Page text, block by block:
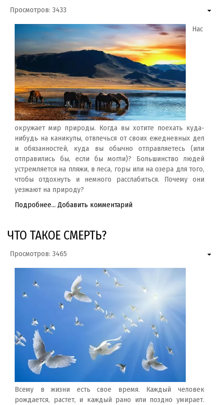
Просмотров: 3433
Нас
окружает мир природы. Когда вы хотите поехать куда-
нибудь на каникулы, отвлечься от своих ежедневных дел
и обязанностей, куда вы обычно отправляетесь (или
отправились бы, если бы могли)? Большинство людей
устремляется на пляжи, в леса, горы или на озера для того,
чтобы отдохнуть и немного расслабиться. Почему они
уезжают на природу?
Подробнее... Добавить комментарий
ЧТО ТАКОЕ СМЕРТЬ?
Просмотров: 3465
Всему в жизни есть свое время. Каждый человек
рождается, растет, и каждый рано или поздно умирает.